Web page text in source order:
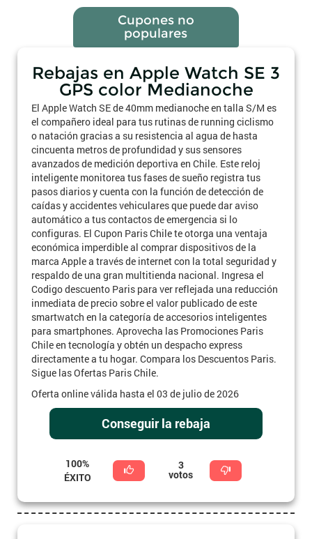
Cupones no
populares
Rebajas en Apple Watch SE 3
GPS color Medianoche
El Apple Watch SE de 40mm medianoche en talla S/M es
el compañero ideal para tus rutinas de running ciclismo
o natación gracias a su resistencia al agua de hasta
cincuenta metros de profundidad y sus sensores
avanzados de medición deportiva en Chile. Este reloj
inteligente monitorea tus fases de sueño registra tus
pasos diarios y cuenta con la función de detección de
caídas y accidentes vehiculares que puede dar aviso
automático a tus contactos de emergencia si lo
configuras. El Cupon Paris Chile te otorga una ventaja
económica imperdible al comprar dispositivos de la
marca Apple a través de internet con la total seguridad y
respaldo de una gran multitienda nacional. Ingresa el
Codigo descuento Paris para ver reflejada una reducción
inmediata de precio sobre el valor publicado de este
smartwatch en la categoría de accesorios inteligentes
para smartphones. Aprovecha las Promociones Paris
Chile en tecnología y obtén un despacho express
directamente a tu hogar. Compara los Descuentos Paris.
Sigue las Ofertas Paris Chile.
Oferta online válida hasta el 03 de julio de 2026
Conseguir la rebaja
100%
ÉXITO
3
votos